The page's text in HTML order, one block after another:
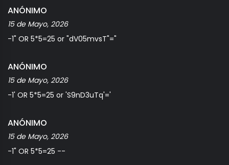
ANÓNIMO
15 de Mayo, 2026
-1" OR 5*5=25 or "dV05mvsT"="
ANÓNIMO
15 de Mayo, 2026
-1' OR 5*5=25 or 'S9nD3uTq'='
ANÓNIMO
15 de Mayo, 2026
-1" OR 5*5=25 --